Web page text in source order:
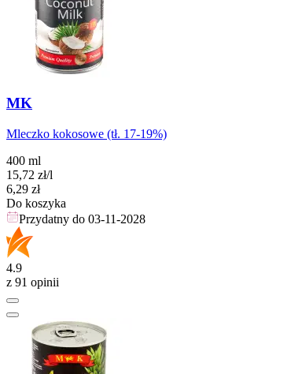
MK
Mleczko kokosowe (tł. 17-19%)
400 ml
15,72 zł/l
Cena
6,29 zł
Do koszyka
Przydatny do 03-11-2028
4.9
z 91 opinii